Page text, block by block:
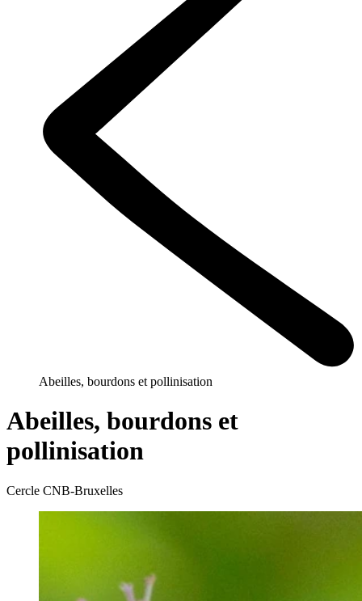
Abeilles, bourdons et pollinisation
Abeilles, bourdons et
pollinisation
Cercle CNB-Bruxelles